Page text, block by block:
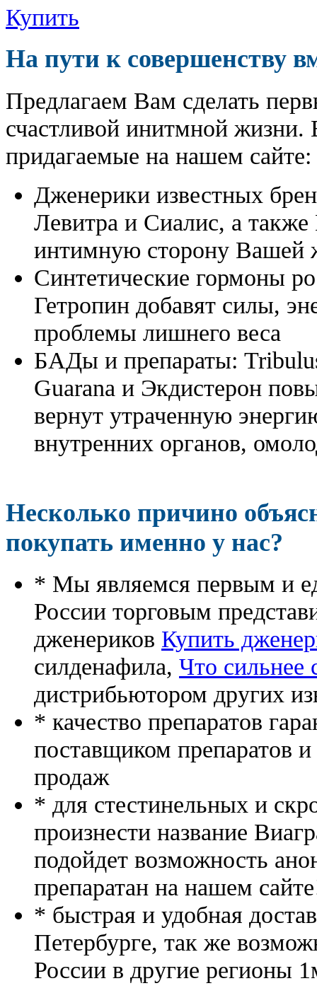
Купить
На пути к совершенству
Предлагаем Вам сделать
счастливой инитмной жизни.
придагаемые на нашем сайте:
Дженерики известных
Левитра и Сиалис, а
интимную сторону Вашей
Синтетические гормоны
Гетропин добавят силы,
проблемы лишнего веса
БАДы и препараты:
Guarana и Экдистерон
вернут утраченную
внутренних органов,
Несколько причино
покупать именно у нас?
* Мы являемся первым и
России торговым
дженериков Купить
силденафила, Что сильнее
дистрибьютором других
* качество препаратов
поставщиком препаратов
продаж
* для стестинельных и
произнести название
подойдет возможность
препаратан на нашем
* быстрая и удобная
Петербурге, так же
России в другие регионы